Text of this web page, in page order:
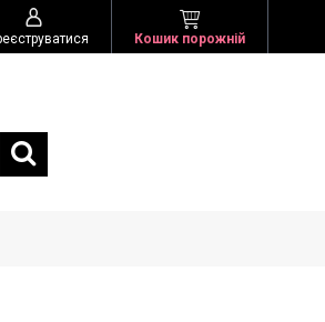
Кошик порожній